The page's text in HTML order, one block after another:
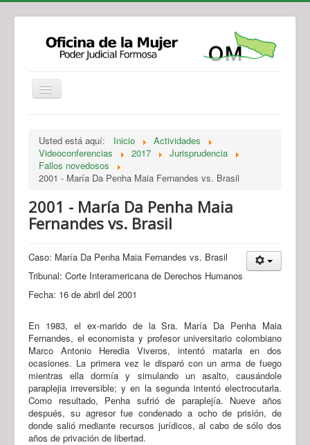
Legislación
Novedades
Recursos y Servicios de Atención
Usted está aquí: Inicio
Actividades
Videoconferencias
2017
Jurisprudencia
Fallos novedosos
2001 - María Da Penha Maia Fernandes vs. Brasil
2001 - María Da Penha Maia
Fernandes vs. Brasil
Caso: María Da Penha Maia Fernandes vs. Brasil
Tribunal: Corte Interamericana de Derechos Humanos
Fecha: 16 de abril del 2001
En 1983, el ex-marido de la Sra. María Da Penha Maia
Fernandes, el economista y profesor universitario colombiano
Marco Antonio Heredia Viveros, intentó matarla en dos
ocasiones. La primera vez le disparó con un arma de fuego
mientras ella dormía y simulando un asalto, causándole
paraplejia irreversible; y en la segunda intentó electrocutarla.
Como resultado, Penha sufrió de paraplejía. Nueve años
después, su agresor fue condenado a ocho de prisión, de
donde salió mediante recursos jurídicos, al cabo de sólo dos
años de privación de libertad.